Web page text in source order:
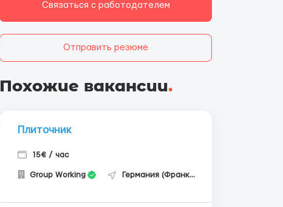
Связаться с работодателем
Отправить резюме
Похожие вакансии.
Плиточник
15€ / час
Group Working Германия (Франкфурт-на-Майне)